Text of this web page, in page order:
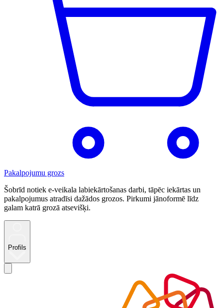
Pakalpojumu grozs
Šobrīd notiek e-veikala labiekārtošanas darbi, tāpēc iekārtas un
pakalpojumus atradīsi dažādos grozos. Pirkumi jānoformē līdz
galam katrā grozā atsevišķi.
Profils